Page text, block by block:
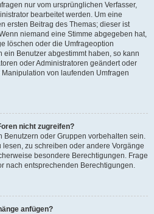
nur vom ursprünglichen Verfasser,
bearbeitet werden. Um eine
ersten Beitrag des Themas; dieser ist
niemand eine Stimme abgegeben hat,
löschen oder die Umfrageoption
Benutzer abgestimmt haben, so kann
oder Administratoren geändert oder
von laufenden Umfragen
nicht zugreifen?
Benutzern oder Gruppen vorbehalten sein.
zu schreiben oder andere Vorgänge
besondere Berechtigungen. Frage
nach entsprechenden Berechtigungen.
anfügen?